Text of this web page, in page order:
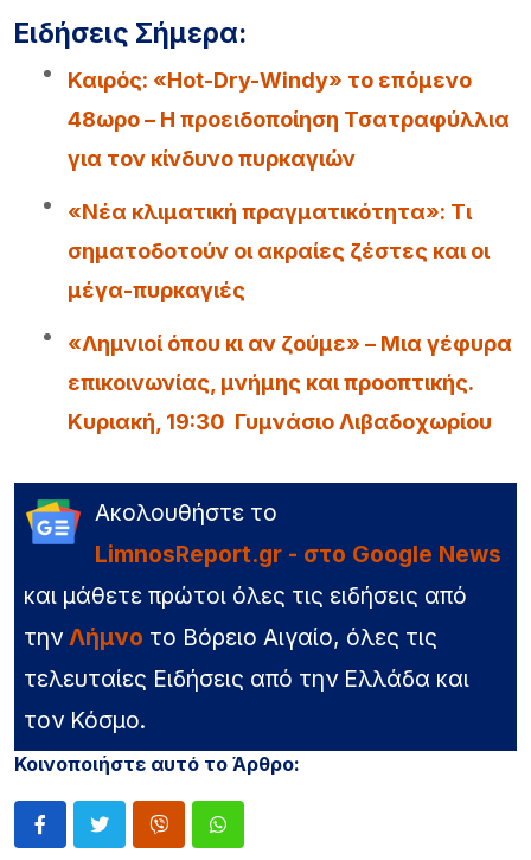
Ειδήσεις Σήμερα:
Καιρός: «Hot-Dry-Windy» το επόμενο
48ωρο – Η προειδοποίηση Τσατραφύλλια
για τον κίνδυνο πυρκαγιών
«Νέα κλιματική πραγματικότητα»: Τι
σηματοδοτούν οι ακραίες ζέστες και οι
μέγα-πυρκαγιές
«Λημνιοί όπου κι αν ζούμε» – Μια γέφυρα
επικοινωνίας, μνήμης και προοπτικής.
Κυριακή, 19:30 Γυμνάσιο Λιβαδοχωρίου
Ακολουθήστε το
LimnosReport.gr - στο Google News
και μάθετε πρώτοι όλες τις ειδήσεις από
την Λήμνο το Βόρειο Αιγαίο, όλες τις
τελευταίες Ειδήσεις από την Ελλάδα και
τον Κόσμο.
Κοινοποιήστε αυτό το Άρθρο: